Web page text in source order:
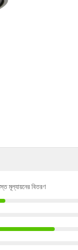
মূল্যায়নের বিতরণ